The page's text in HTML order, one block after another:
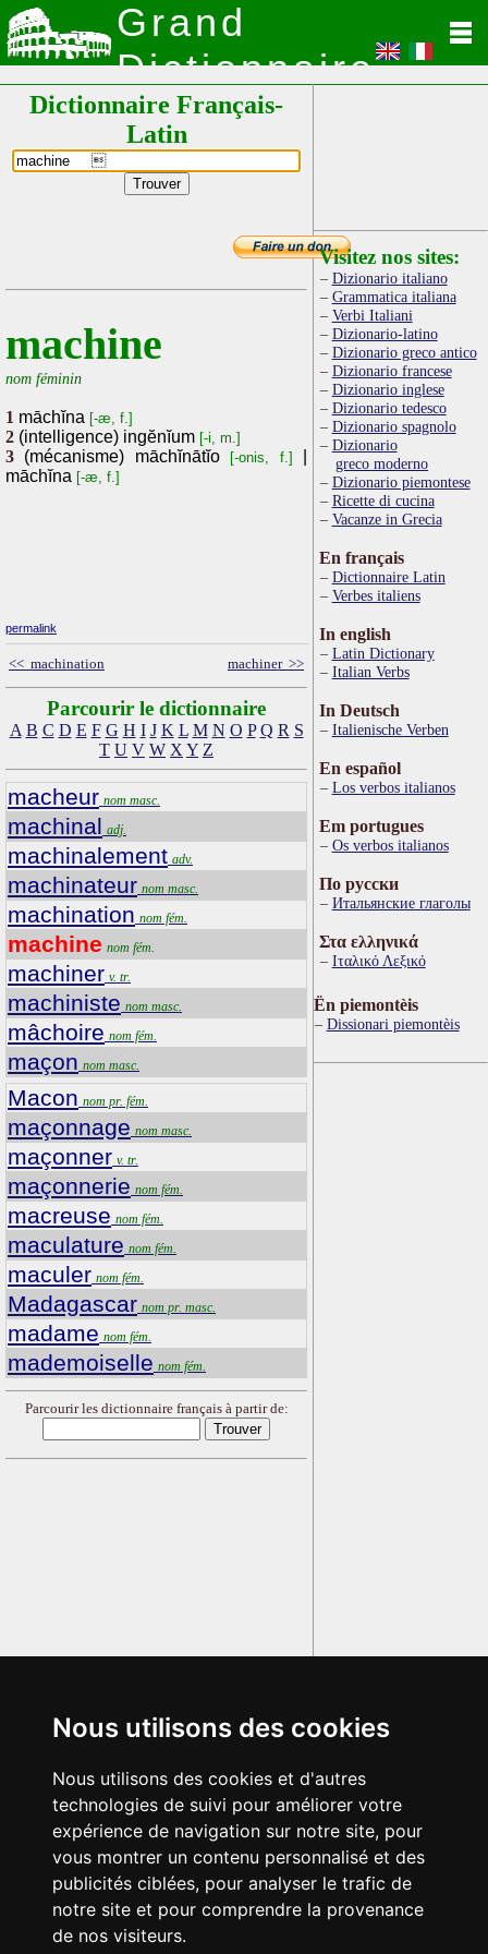
Nous utilisons des cookies
Nous utilisons des cookies et d'autres
technologies de suivi pour améliorer votre
expérience de navigation sur notre site, pour
vous montrer un contenu personnalisé et des
publicités ciblées, pour analyser le trafic de
notre site et pour comprendre la provenance
de nos visiteurs.
Grand
Dictionnaire
Latin
Dictionnaire Français-
Latin
machine
nom féminin
1 māchĭna [-æ, f.]
2 (intelligence) ingĕnĭum [-i, m.]
3 (mécanisme) māchĭnātĭo [-onis, f.]
māchĭna [-æ, f.]
permalink
<< machination machiner >>
Parcourir le dictionnaire
A B C D E F G H I J K L M N O P Q R S
T U V W X Y Z
macheur nom masc.
machinal adj.
machinalement adv.
machinateur nom masc.
machination nom fém.
machine nom fém.
machiner v. tr.
machiniste nom masc.
mâchoire nom fém.
maçon nom masc.
Macon nom pr. fém.
maçonnage nom masc.
maçonner v. tr.
maçonnerie nom fém.
macreuse nom fém.
maculature nom fém.
maculer nom fém.
Madagascar nom pr. masc.
madame nom fém.
mademoiselle nom fém.
Parcourir les dictionnaire français à partir de:
Visitez nos sites:
Dizionario italiano
Grammatica italiana
Verbi Italiani
Dizionario-latino
Dizionario greco antico
Dizionario francese
Dizionario inglese
Dizionario tedesco
Dizionario spagnolo
Dizionario
greco moderno
Dizionario piemontese
Ricette di cucina
Vacanze in Grecia
En français
Dictionnaire Latin
Verbes italiens
In english
Latin Dictionary
Italian Verbs
In Deutsch
Italienische Verben
En español
Los verbos italianos
Em portugues
Os verbos italianos
По русски
Итальянские глаголы
Στα ελληνικά
Ιταλικό Λεξικό
Ën piemontèis
Dissionari piemontèis